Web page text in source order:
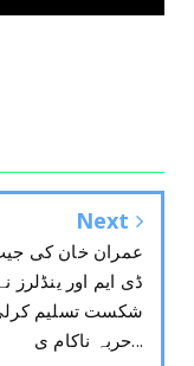
Next
عمران خان کی
ڈی ایم اور ینڈلرز
شکست تسلیم
حربہ ناکام ی...